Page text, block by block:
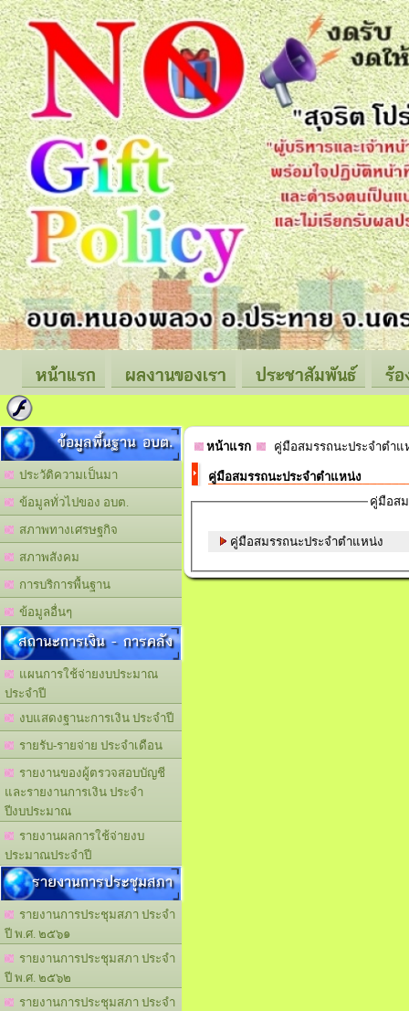
หน้าแรก ผลงานของเรา ประชาสัมพันธ์ ร้
ข้อมูลพื้นฐาน อบต.
ประวัติความเป็นมา
ข้อมูลทั่วไปของ อบต.
สภาพทางเศรษฐกิจ
สภาพสังคม
การบริการพื้นฐาน
ข้อมูลอื่นๆ
สถานะการเงิน - การคลัง
แผนการใช้จ่ายงบประมาณ
ประจำปี
งบแสดงฐานะการเงิน ประจำปี
รายรับ-รายจ่าย ประจำเดือน
รายงานของผู้ตรวจสอบบัญชี
และรายงานการเงิน ประจำ
ปีงบประมาณ
รายงานผลการใช้จ่ายงบ
ประมาณประจำปี
รายงานการประชุมสภา
รายงานการประชุมสภา ประจำ
ปี พ.ศ. ๒๕๖๑
รายงานการประชุมสภา ประจำ
ปี พ.ศ. ๒๕๖๒
รายงานการประชุมสภา ประจำ
หน้าแรก คู่มือสมรรถนะประจำตำ
คู่มือสมรรถนะประจำตำแหน่ง
คู่มือส
คู่มือสมรรถนะประจำตำแหน่ง